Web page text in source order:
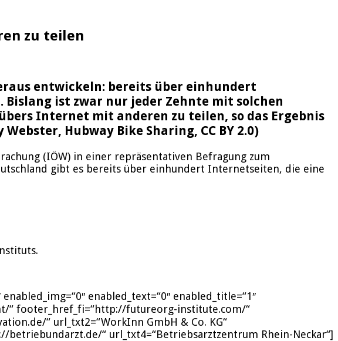
zu teilen
entwickeln: bereits über einhundert
ist zwar nur jeder Zehnte mit solchen
Internet mit anderen zu teilen, so das Ergebnis
Hubway Bike Sharing, CC BY 2.0)
(IÖW) in einer repräsentativen Befragung zum
gibt es bereits über einhundert Internetseiten, die eine
enabled_text=“0″ enabled_title=“1″
“ footer_href_fi=“http://futureorg-institute.com/“
“ url_txt2=“WorkInn GmbH & Co. KG“
betriebundarzt.de/“ url_txt4=“Betriebsarztzentrum Rhein-Neckar“]